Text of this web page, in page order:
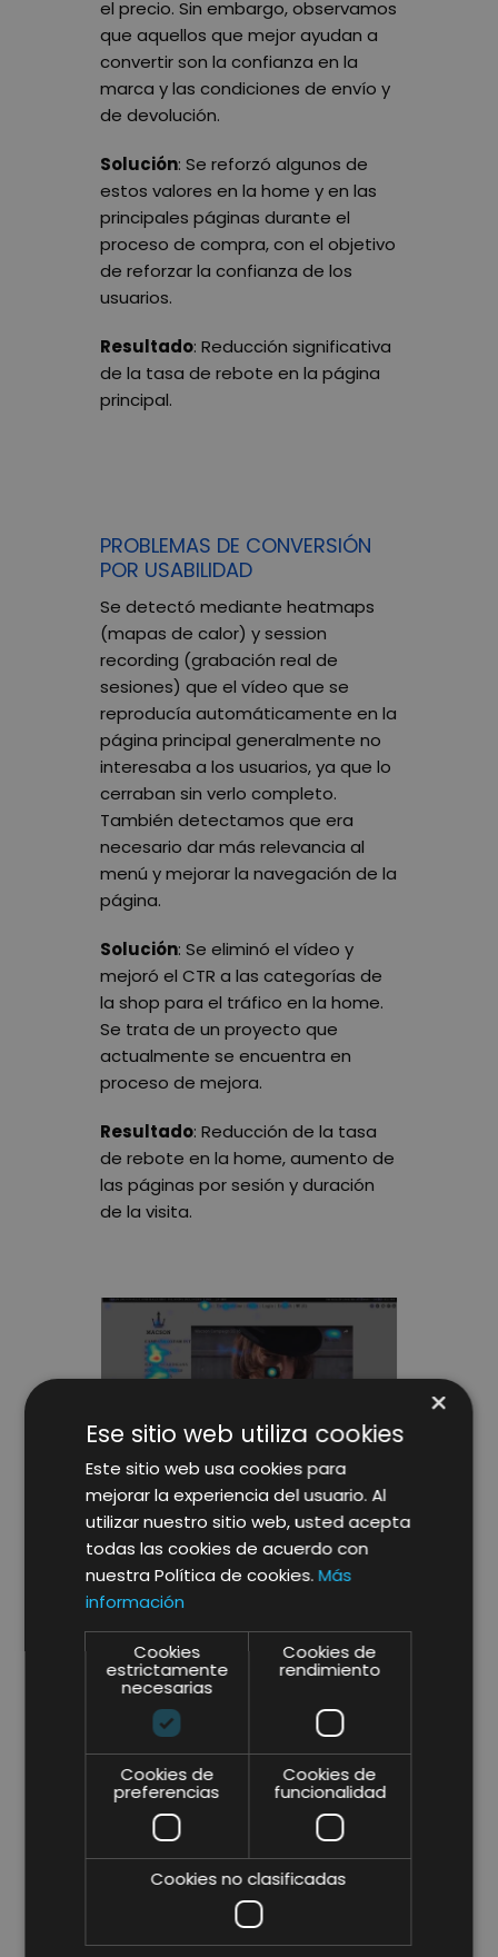
el precio. Sin embargo, observamos
que aquellos que mejor ayudan a
convertir son la confianza en la
marca y las condiciones de envío y
de devolución.
Solución: Se reforzó algunos de
estos valores en la home y en las
principales páginas durante el
proceso de compra, con el objetivo
de reforzar la confianza de los
usuarios.
Resultado: Reducción significativa
de la tasa de rebote en la página
principal.
PROBLEMAS DE CONVERSIÓN
POR USABILIDAD
Se detectó mediante heatmaps
(mapas de calor) y session
recording (grabación real de
sesiones) que el vídeo que se
reproducía automáticamente en la
página principal generalmente no
interesaba a los usuarios, ya que lo
cerraban sin verlo completo.
También detectamos que era
necesario dar más relevancia al
menú y mejorar la navegación de la
página.
Solución: Se eliminó el vídeo y
mejoró el CTR a las categorías de
la shop para el tráfico en la home.
Se trata de un proyecto que
actualmente se encuentra en
proceso de mejora.
Resultado: Reducción de la tasa
de rebote en la home, aumento de
las páginas por sesión y duración
de la visita.
PROBLEMAS DE CONVERSIÓN
POR USABILIDAD DEL
BUSCADOR
Se descubrió mediante analítica
web y session recordings que
cuando un usuario realizaba una
búsqueda y el sistema no devolvía
resultados no entendía fácilmente
que tenía que modificar los
criterios de búsqueda.
Solución: Implementar una página
nueva con un formulario de
contacto cuando no se encuentran
×
Ese sitio web utiliza cookies
Este sitio web usa cookies para
mejorar la experiencia del usuario. Al
utilizar nuestro sitio web, usted acepta
todas las cookies de acuerdo con
nuestra Política de cookies.Más
información
Cookies
estrictamente
necesarias
Cookies de
rendimiento
Cookies de
preferencias
Cookies de
funcionalidad
Cookies no clasificadas